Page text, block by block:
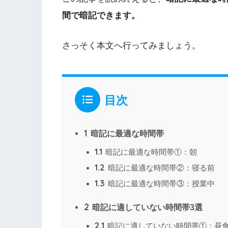
間で暗記できます。
さっそく本文へ行ってみましょう。
目次
1 暗記に最適な時間帯
1.1 暗記に最適な時間帯①：朝
1.2 暗記に最適な時間帯②：寝る前
1.3 暗記に最適な時間帯③：授業中
2 暗記に適していない時間帯3選
2.1 暗記に適していない時間帯①：昼